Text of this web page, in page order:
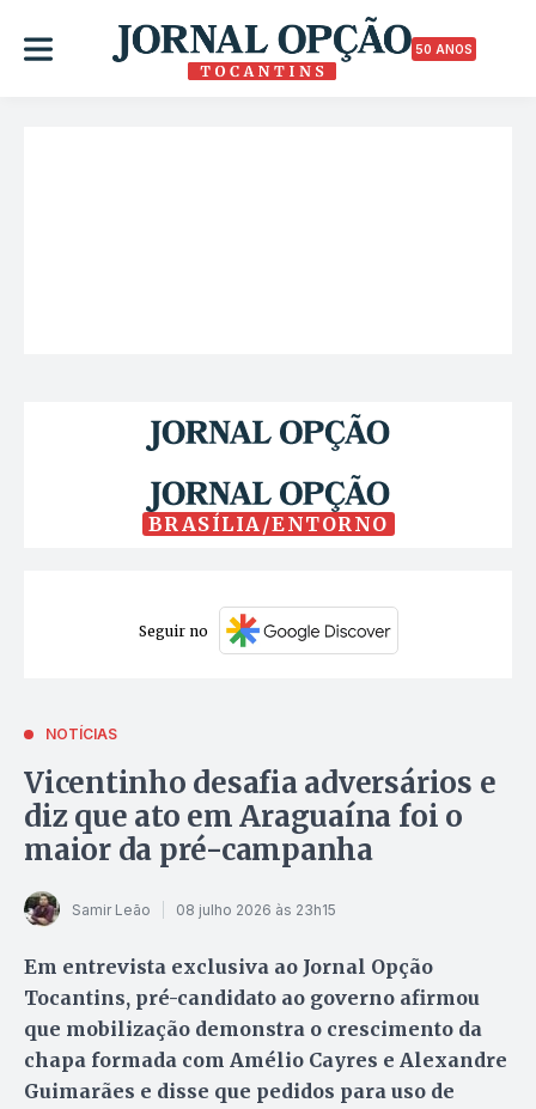
50 ANOS
BRASÍLIA/ENTORNO
Seguir no
NOTÍCIAS
Vicentinho desafia adversários e
diz que ato em Araguaína foi o
maior da pré-campanha
Samir Leão 08 julho 2026 às 23h15
Em entrevista exclusiva ao Jornal Opção
Tocantins, pré-candidato ao governo afirmou
que mobilização demonstra o crescimento da
chapa formada com Amélio Cayres e Alexandre
Guimarães e disse que pedidos para uso de